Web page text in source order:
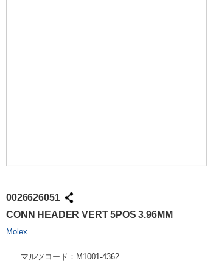
0026626051
CONN HEADER VERT 5POS 3.96MM
Molex
マルツコード： M1001-4362